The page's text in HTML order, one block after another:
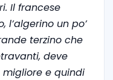
Il francese
l’algerino un po’
terzino che
deve
e quindi